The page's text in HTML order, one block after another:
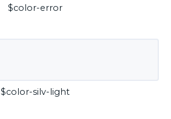
$color-error
$color-silv-light